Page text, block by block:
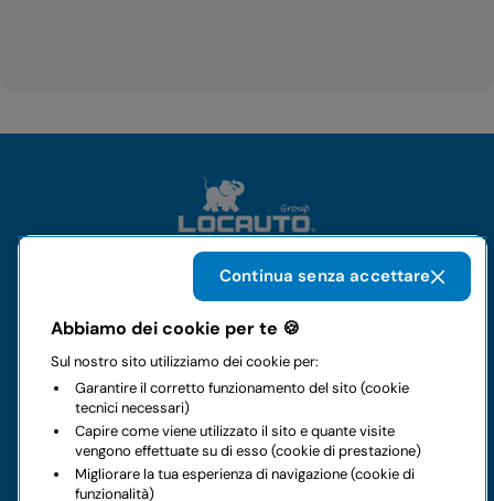
Noleggi
Business
Contatti
Abbiamo dei cookie per te 🍪
Sul nostro sito utilizziamo dei cookie per:
Garantire il corretto funzionamento del sito (cookie
tecnici necessari)
Capire come viene utilizzato il sito e quante visite
vengono effettuate su di esso (cookie di prestazione)
Migliorare la tua esperienza di navigazione (cookie di
funzionalità)
Continua senza accettare